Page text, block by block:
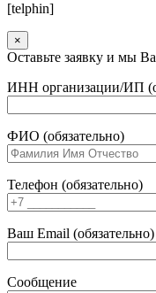
[telphin]
×
Оставьте заявку и мы
ИНН организации/ИП
ФИО (обязательно)
Телефон (обязательно)
Ваш Email (обязательно)
Сообщение